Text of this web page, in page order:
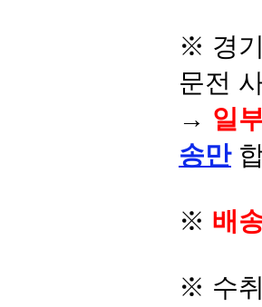
※ 경
문전
→ 일
송만
※ 배
※ 수